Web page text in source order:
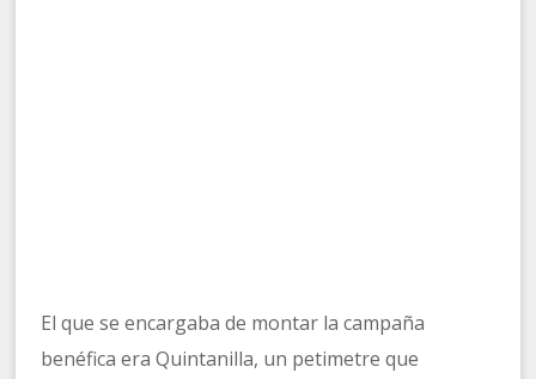
El que se encargaba de montar la campaña
benéfica era Quintanilla, un petimetre que